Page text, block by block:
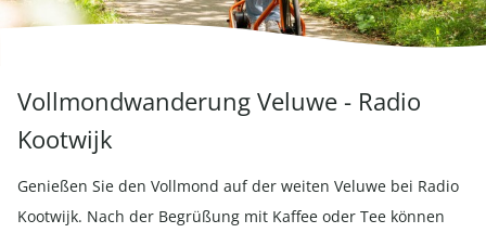
Vollmondwanderung Veluwe - Radio
Kootwijk
Genießen Sie den Vollmond auf der weiten Veluwe bei Radio
Kootwijk. Nach der Begrüßung mit Kaffee oder Tee können